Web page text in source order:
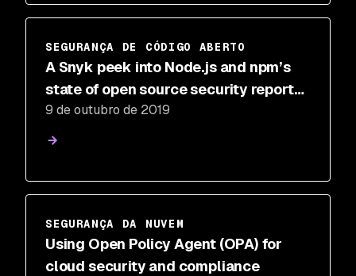
SEGURANÇA DE CÓDIGO ABERTO
A Snyk peek into Node.js and npm’s
state of open source security report
2019
9 de outubro de 2019
SEGURANÇA DA NUVEM
Using Open Policy Agent (OPA) for
cloud security and compliance